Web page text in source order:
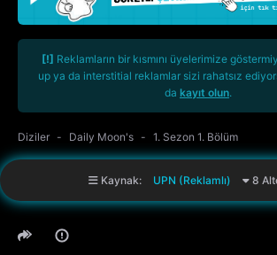
[!] Reklamların bir kısmını üyelerimize
up ya da interstitial reklamlar sizi rahatsız
da kayıt olun.
Diziler Daily Moon's 1. Sezon 1. Bölüm
Kaynak: UPN (Reklamlı) 8